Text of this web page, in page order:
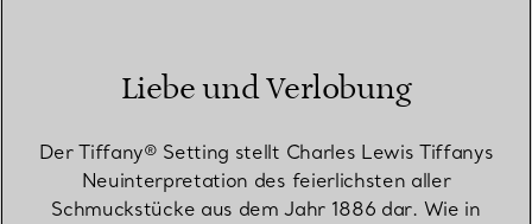
Liebe und Verlobung
Der Tiffany® Setting stellt Charles Lewis Tiffanys
Neuinterpretation des feierlichsten aller
Schmuckstücke aus dem Jahr 1886 dar. Wie in